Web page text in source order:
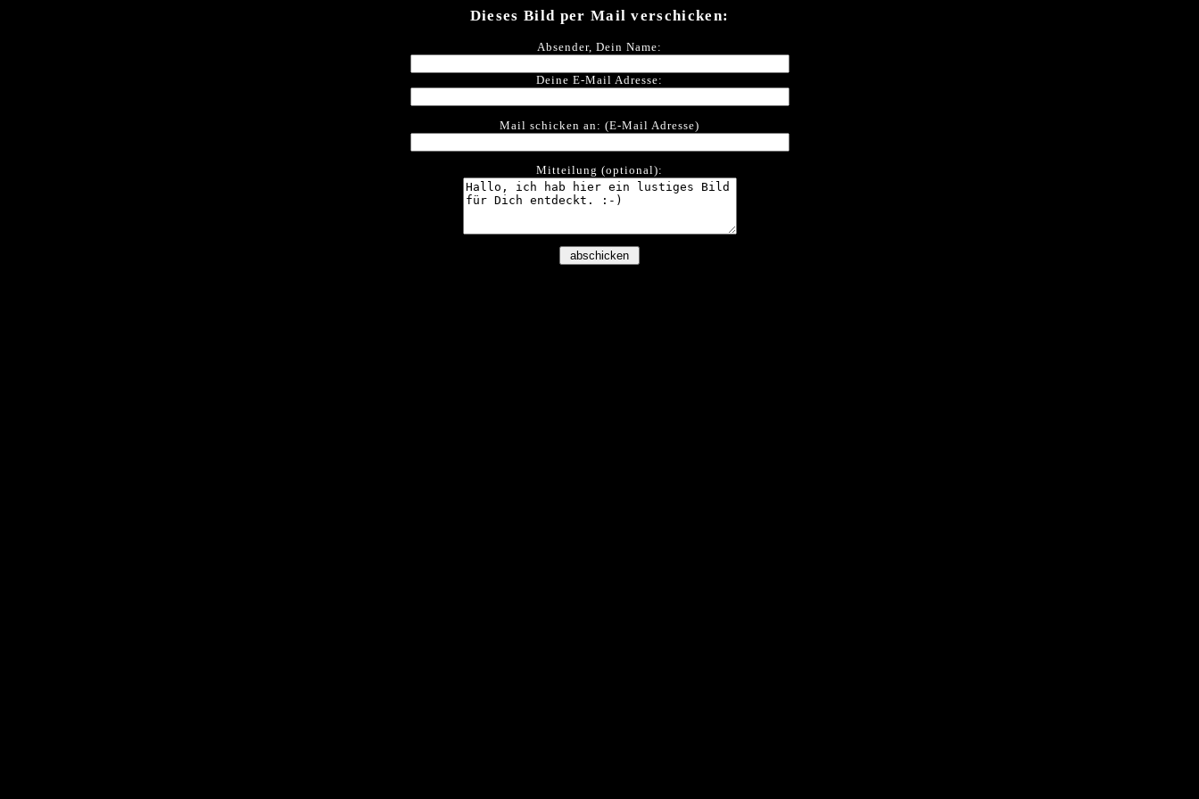
Dieses Bild per Mail verschicken:
Absender, Dein Name:
Deine E-Mail Adresse:
Mail schicken an: (E-Mail Adresse)
Mitteilung (optional):